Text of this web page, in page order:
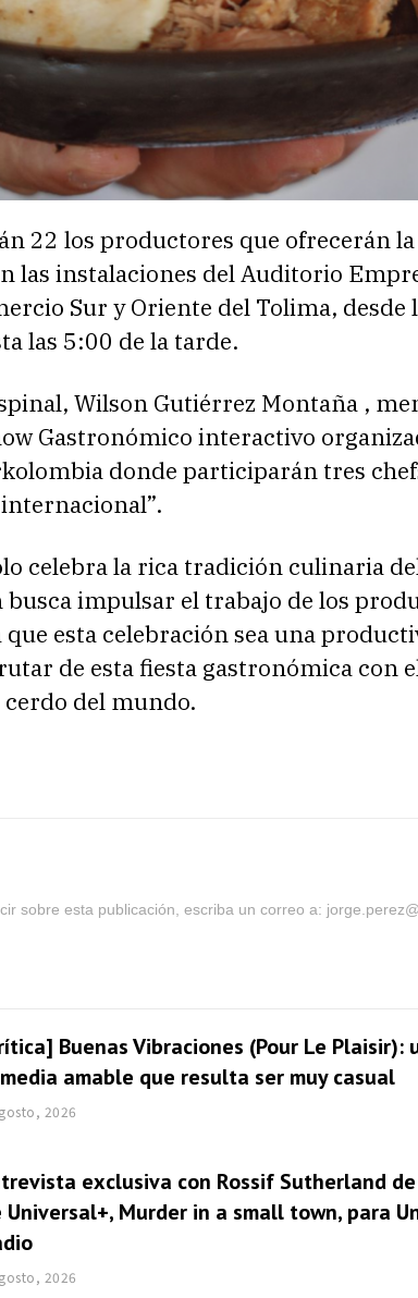
22 los productores que ofrecerán
las instalaciones del Auditorio
Sur y Oriente del Tolima, desde
las 5:00 de la tarde.
Wilson Gutiérrez Montaña ,
Gastronómico interactivo
donde participarán tres
celebra la rica tradición culinaria
impulsar el trabajo de los
que esta celebración sea una
de esta fiesta gastronómica con
del mundo.
sobre esta publicación, escriba un correo a:
Buenas Vibraciones (Pour Le Plaisir):
amable que resulta ser muy casual
2026
exclusiva con Rossif Sutherland
Universal+, Murder in a small town, para
2026